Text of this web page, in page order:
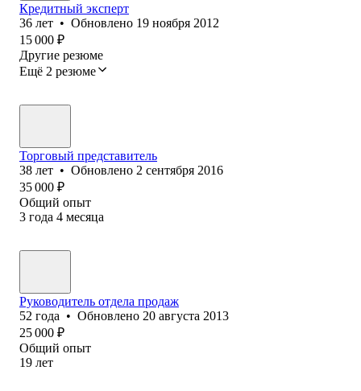
Кредитный эксперт
36 лет • Обновлено 19 ноября 2012
15 000 ₽
Другие резюме
Ещё 2 резюме
Торговый представитель
38 лет • Обновлено 2 сентября 2016
35 000 ₽
Общий опыт
3 года 4 месяца
Руководитель отдела продаж
52 года • Обновлено 20 августа 2013
25 000 ₽
Общий опыт
19 лет